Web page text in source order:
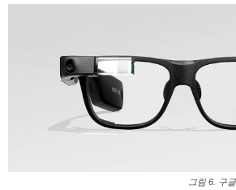
그림 6. 구